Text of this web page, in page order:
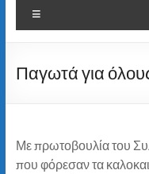
Σχολείο
Τήνου
Παγωτά για
Με πρωτοβουλία του
που φόρεσαν τα